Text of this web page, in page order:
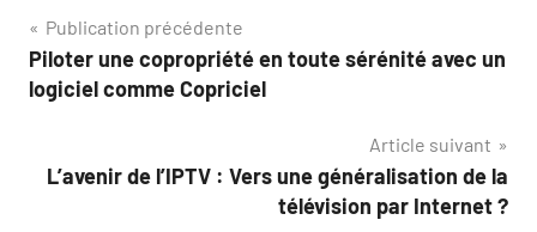
Navigation
de
Publication précédente
Piloter une copropriété en toute sérénité avec un
logiciel comme Copriciel
Article suivant
L’avenir de l’IPTV : Vers une généralisation de la
télévision par Internet ?